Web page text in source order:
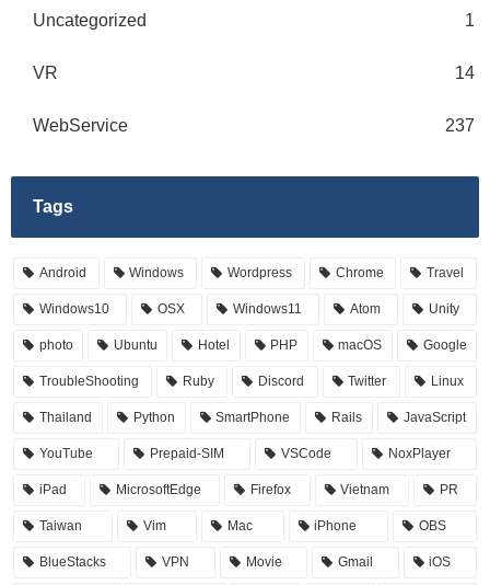
Uncategorized 1
VR 14
WebService 237
Tags
Android Windows Wordpress Chrome Travel
Windows10 OSX Windows11 Atom Unity
photo Ubuntu Hotel PHP macOS Google
TroubleShooting Ruby Discord Twitter Linux
Thailand Python SmartPhone Rails JavaScript
YouTube Prepaid-SIM VSCode NoxPlayer
iPad MicrosoftEdge Firefox Vietnam PR
Taiwan Vim Mac iPhone OBS
BlueStacks VPN Movie Gmail iOS